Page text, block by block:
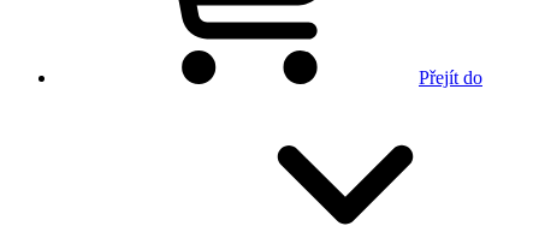
Přejít do